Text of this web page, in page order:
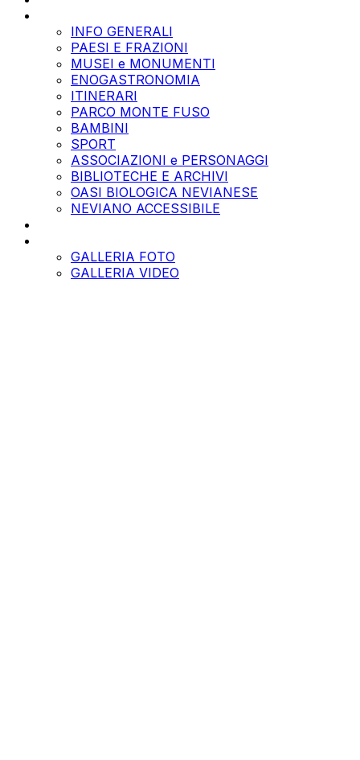
INFO GENERALI
PAESI E FRAZIONI
MUSEI e MONUMENTI
ENOGASTRONOMIA
ITINERARI
PARCO MONTE FUSO
BAMBINI
SPORT
ASSOCIAZIONI e PERSONAGGI
BIBLIOTECHE E ARCHIVI
OASI BIOLOGICA NEVIANESE
NEVIANO ACCESSIBILE
GALLERIA FOTO
GALLERIA VIDEO